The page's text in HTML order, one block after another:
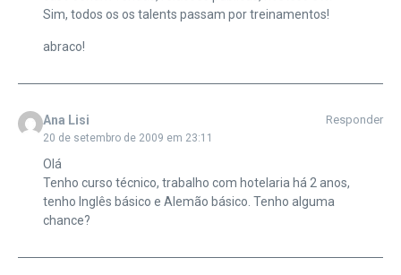
Sim, todos os os talents passam por treinamentos!
abraco!
Ana Lisi
20 de setembro de 2009 em 23:11
Responder
Olá
Tenho curso técnico, trabalho com hotelaria há 2 anos,
tenho Inglês básico e Alemão básico. Tenho alguma
chance?